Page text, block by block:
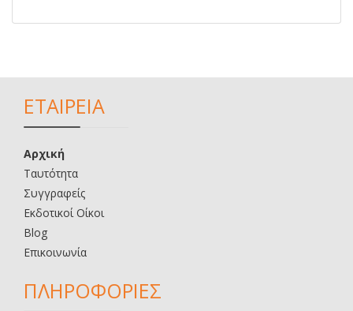
ΕΤΑΙΡΕΙΑ
Αρχική
Ταυτότητα
Συγγραφείς
Εκδοτικοί Οίκοι
Blog
Επικοινωνία
ΠΛΗΡΟΦΟΡΙΕΣ